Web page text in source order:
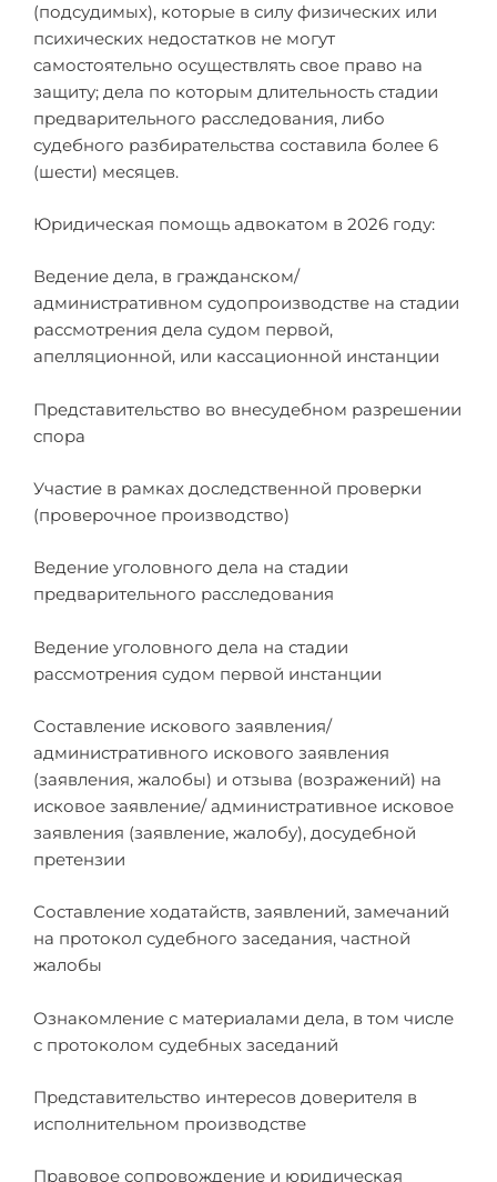
(подсудимых), которые в силу физических или
психических недостатков не могут
самостоятельно осуществлять свое право на
защиту; дела по которым длительность стадии
предварительного расследования, либо
судебного разбирательства составила более 6
(шести) месяцев.
Юридическая помощь адвокатом в 2026 году:
Ведение дела, в гражданском/
административном судопроизводстве на стадии
рассмотрения дела судом первой,
апелляционной, или кассационной инстанции
Представительство во внесудебном разрешении
спора
Участие в рамках доследственной проверки
(проверочное производство)
Ведение уголовного дела на стадии
предварительного расследования
Ведение уголовного дела на стадии
рассмотрения судом первой инстанции
Составление искового заявления/
административного искового заявления
(заявления, жалобы) и отзыва (возражений) на
исковое заявление/ административное исковое
заявления (заявление, жалобу), досудебной
претензии
Составление ходатайств, заявлений, замечаний
на протокол судебного заседания, частной
жалобы
Ознакомление с материалами дела, в том числе
с протоколом судебных заседаний
Представительство интересов доверителя в
исполнительном производстве
Правовое сопровождение и юридическая